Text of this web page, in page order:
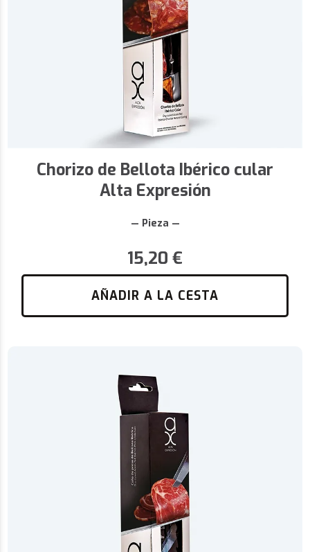
Chorizo de Bellota Ibérico cular
Alta Expresión
— Pieza —
15,20 €
AÑADIR A LA CESTA